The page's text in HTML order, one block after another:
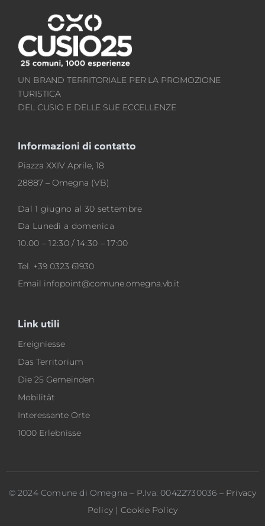
UN BRAND TERRITORIALE PER LA PROMOZIONE
TURISTICA
DEL CUSIO E DELLE SUE ECCELLENZE
Informazioni di contatto
Piazza XXIV Aprile, 18
28887 – Omegna (VB)
Dal 1 giugno al 30 settembre
Da Lunedì a domenica
10.00 – 12:30 / 14:30 – 17:00
Tel. +39 0323 61930
Email infopoint@comune.omegna.vb.it
Link utili
Ereigniesse
Das Territorium
Die 25 Gemeinden
Mobilität
Interessante Orte
1000 Erlebnisse
© 2024 Comune di Omegna – P.Iva: 00422730036 – Privacy
Policy| Cookie Policy